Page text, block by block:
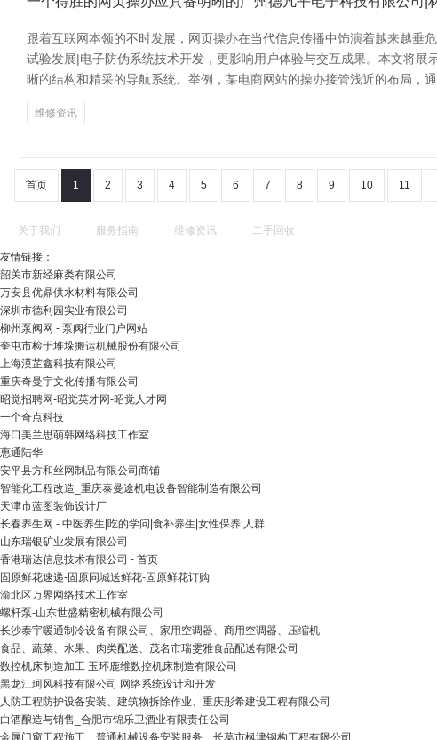
跟着互联网本领的不时发展，网页操办在当代信息传播中饰演着越来越垂
试验发展|电子防伪系统技术开发，更影响用户体验与交互成果。本文将
晰的结构和精采的导航系统。举例，某电商网站的操办接管浅近的布局，
维修资讯
首页 1 2 3 4 5 6 7 8 9 10 11
关于我们 服务指南 维修资讯 二手回收
友情链接：
韶关市新经麻类有限公司
万安县优鼎供水材料有限公司
深圳市德利园实业有限公司
柳州泵阀网 - 泵阀行业门户网站
奎屯市检于堆垛搬运机械股份有限公司
上海漠芷鑫科技有限公司
重庆奇曼宇文化传播有限公司
昭觉招聘网-昭觉英才网-昭觉人才网
一个奇点科技
海口美兰思萌韩网络科技工作室
惠通陆华
安平县方和丝网制品有限公司商铺
智能化工程改造_重庆泰曼途机电设备智能制造有限公司
天津市蓝图装饰设计厂
长春养生网 - 中医养生|吃的学问|食补养生|女性保养|人群
山东瑞银矿业发展有限公司
香港瑞达信息技术有限公司 - 首页
固原鲜花速递-固原同城送鲜花-固原鲜花订购
渝北区万界网络技术工作室
螺杆泵-山东世盛精密机械有限公司
长沙泰宇暖通制冷设备有限公司、家用空调器、商用空调器、压缩机
食品、蔬菜、水果、肉类配送、茂名市瑞雯雅食品配送有限公司
数控机床制造加工 玉环鹿维数控机床制造有限公司
黑龙江珂风科技有限公司 网络系统设计和开发
人防工程防护设备安装、建筑物拆除作业、重庆彤希建设工程有限公司
白酒酿造与销售_合肥市锦乐卫酒业有限责任公司
金属门窗工程施工、普通机械设备安装服务、长葛市枫津钢构工程有限公司